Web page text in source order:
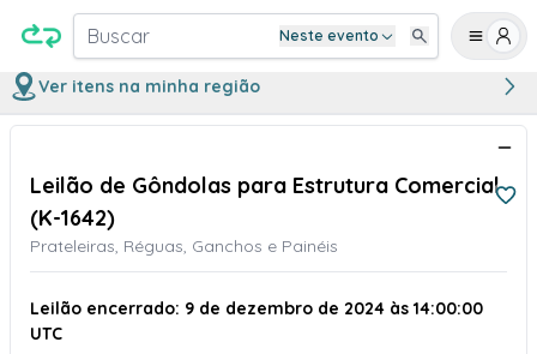
Buscar Neste evento
Ver itens na minha região
Leilão de Gôndolas para Estrutura Comercial
(K-1642)
Prateleiras, Réguas, Ganchos e Painéis
Leilão encerrado: 9 de dezembro de 2024 às 14:00:00
UTC